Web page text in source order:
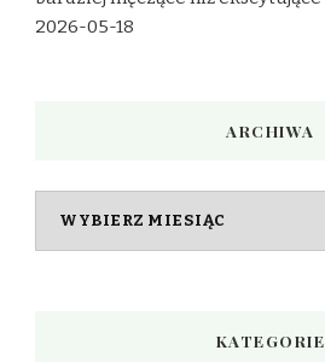
2026-05-18
ARCHIWA
KATEGORIE